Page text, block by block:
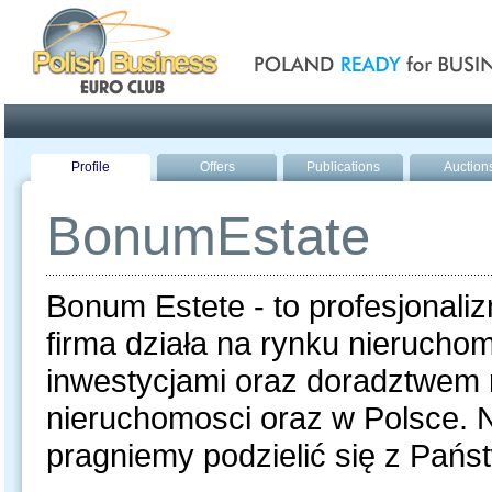
Profile Offers Publications
BonumEstate
Bonum Estete - to
firma działa na rynku
inwestycjami oraz
nieruchomosci oraz w Polsce.
pragniemy podzielić się z